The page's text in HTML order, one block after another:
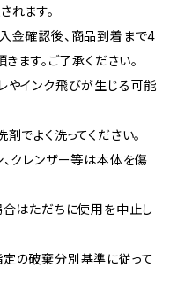
ます。
金確認後、商品到着まで4
ます。ご了承ください。
やインク飛びが生じる可能
でよく洗ってください。
クレンザー等は本体を傷
はただちに使用を中止し
の破棄分別基準に従って